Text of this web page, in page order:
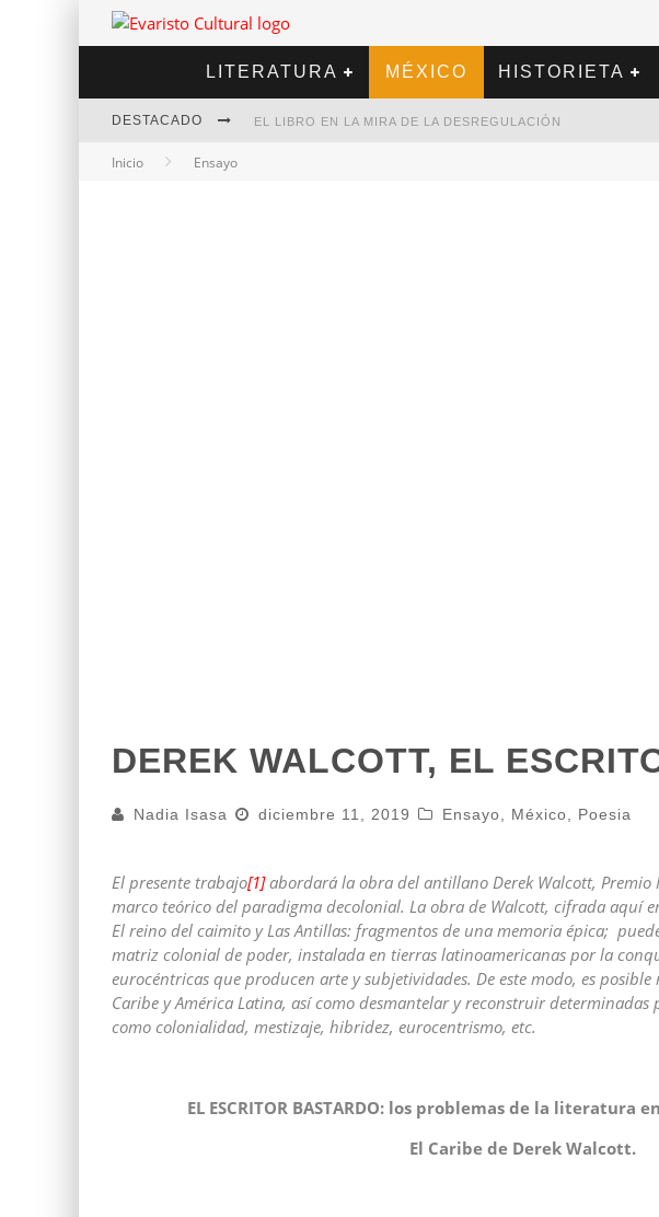
LITERATURA MÉXICO HISTORIETA
DESTACADO EL LIBRO EN LA MIRA DE LA DESREGULACIÓN
Inicio Ensayo
DEREK WALCOTT, EL
Nadia Isasa diciembre 11, 2019 Ensayo México Poesia
El presente trabajo[1]abordará la obra del antillano Derek Walcott, Premio
marco teórico del paradigma decolonial. La obra de Walcott, cifrada aquí
El reino del caimito y Las Antillas: fragmentos de una memoria épica;
matriz colonial de poder, instalada en tierras latinoamericanas por la
eurocéntricas que producen arte y subjetividades. De este modo, es
Caribe y América Latina, así como desmantelar y reconstruir determinadas
como colonialidad, mestizaje, hibridez, eurocentrismo, etc.
EL ESCRITOR BASTARDO: los problemas de la literatura
El Caribe de Derek Walcott.